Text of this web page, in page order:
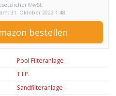
MwSt.
31. Oktober 2022 1:48
bestellen
Pool Filteranlage
T.I.P.
Sandfilteranlage